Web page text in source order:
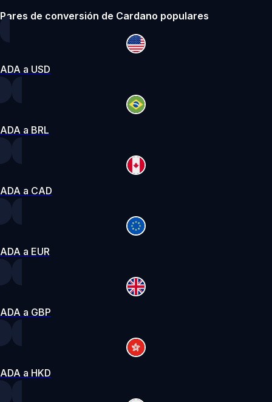
Pares de conversión de Cardano populares
ADA a USD
ADA a BRL
ADA a CAD
ADA a EUR
ADA a GBP
ADA a HKD